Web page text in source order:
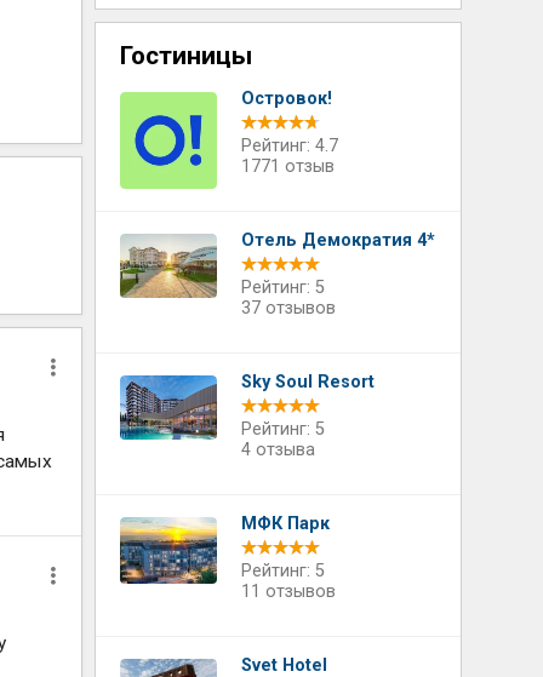
Гостиницы
Островок!
Рейтинг: 4.7
1771 отзыв
Отель Демократия 4*
Рейтинг: 5
37 отзывов
Sky Soul Resort
Рейтинг: 5
4 отзыва
МФК Парк
Рейтинг: 5
11 отзывов
Svet Hotel